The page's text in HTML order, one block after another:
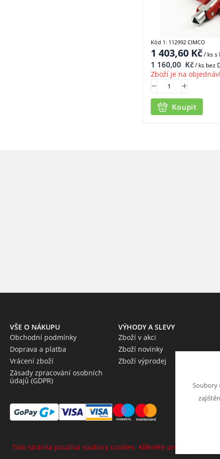
1 403,60 Kč/ kss
1 160,00 Kč/ ks bez
Zboží je na
Koupit
Kód 1: 112992 CIMCO
VŠE O NÁKUPU
Obchodní podmínky
Doprava a platba
Vrácení zboží
Zásady zpracování osobních
údajů (GDPR)
VÝHODY A SLEVY
Zboží v akci
Zboží novinky
Zboží výprodej
Tato stránka používá soubory cookies. Klikněte pro více
Soubory